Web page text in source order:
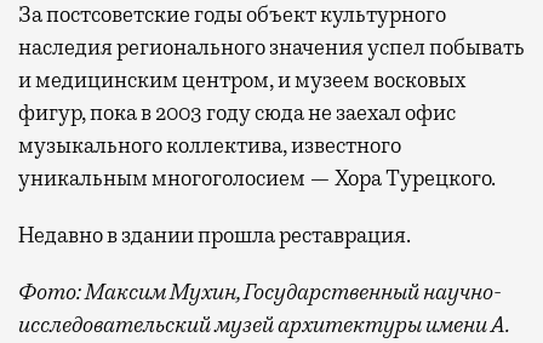
За постсоветские годы объект культурного
наследия регионального значения успел побывать
и медицинским центром, и музеем восковых
фигур, пока в 2003 году сюда не заехал офис
музыкального коллектива, известного
уникальным многоголосием — Хора Турецкого.
Недавно в здании прошла реставрация.
Фото: Максим Мухин, Государственный научно-
исследовательский музей архитектуры имени А.